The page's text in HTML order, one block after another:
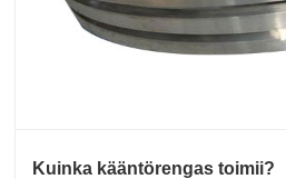
Kuinka kääntörengas toimii?